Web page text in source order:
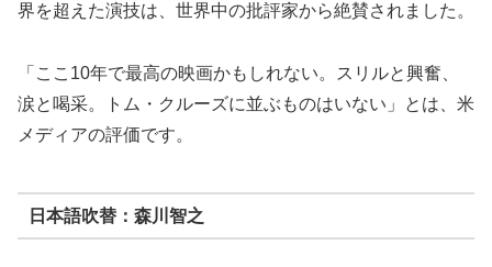
界を超えた演技は、世界中の批評家から絶賛されました。
「ここ10年で最高の映画かもしれない。スリルと興奮、
涙と喝采。トム・クルーズに並ぶものはいない」とは、米
メディアの評価です。
日本語吹替：森川智之